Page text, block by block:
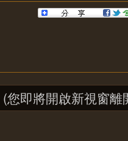
(您即將開啟新視窗離